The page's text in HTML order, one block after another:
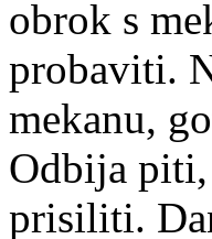
obrok s
probaviti.
mekanu,
Odbija
prisiliti.